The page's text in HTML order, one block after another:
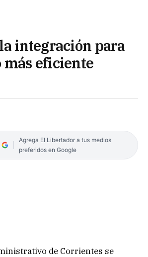
integración para
más eficiente
Agrega El Libertador a tus medios
preferidos en Google
de Corrientes se